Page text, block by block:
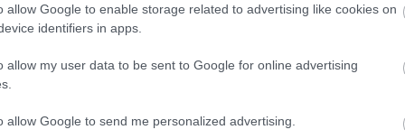
allow Google to enable storage related to advertising like cookies on
identifiers in apps.
allow my user data to be sent to Google for online advertising
allow Google to send me personalized advertising.